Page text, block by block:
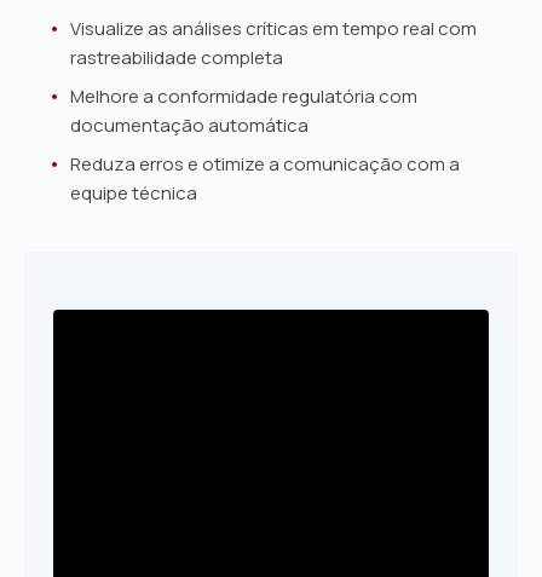
Visualize as análises críticas em tempo real com
rastreabilidade completa
Melhore a conformidade regulatória com
documentação automática
Reduza erros e otimize a comunicação com a
equipe técnica